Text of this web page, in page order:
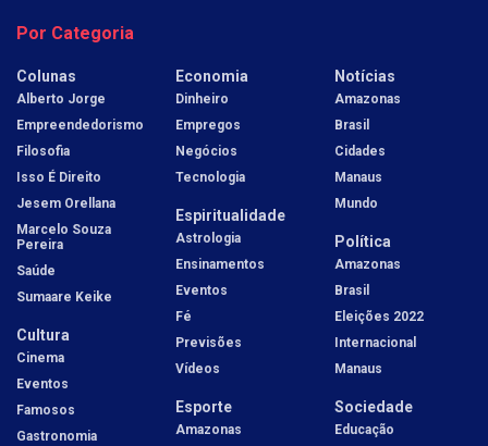
Por Categoria
Colunas
Alberto Jorge
Empreendedorismo
Filosofia
Isso É Direito
Jesem Orellana
Marcelo Souza
Pereira
Saúde
Sumaare Keike
Cultura
Cinema
Eventos
Famosos
Gastronomia
Economia
Dinheiro
Empregos
Negócios
Tecnologia
Espiritualidade
Astrologia
Ensinamentos
Eventos
Fé
Previsões
Vídeos
Esporte
Amazonas
Notícias
Amazonas
Brasil
Cidades
Manaus
Mundo
Política
Amazonas
Brasil
Eleições 2022
Internacional
Manaus
Sociedade
Educação